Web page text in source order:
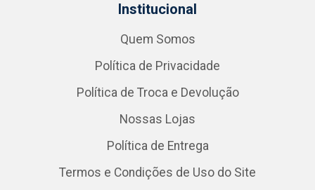
Institucional
Quem Somos
Política de Privacidade
Política de Troca e Devolução
Nossas Lojas
Política de Entrega
Termos e Condições de Uso do Site